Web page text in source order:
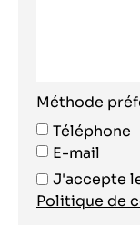
Méthode
Téléphone
E-mail
J'accepte
Politique de